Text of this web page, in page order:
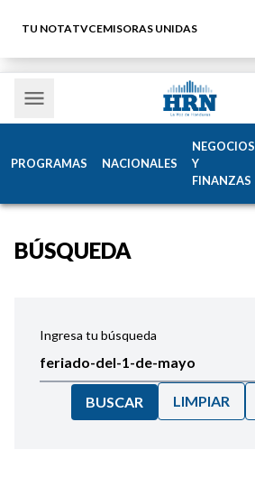
TU NOTATVCEMISORAS UNIDAS
PROGRAMAS NACIONALES
NEGOCIOS
Y
FINANZAS
BÚSQUEDA
Ingresa tu búsqueda
BUSCAR LIMPIAR